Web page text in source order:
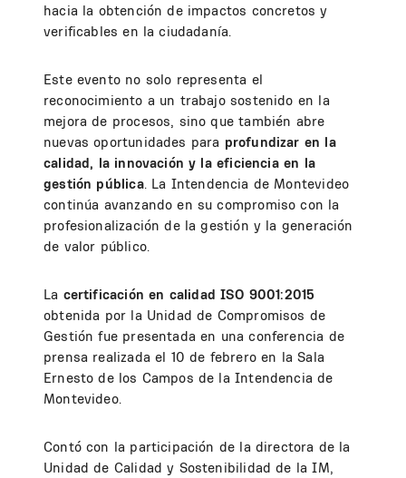
hacia la obtención de impactos concretos y
verificables en la ciudadanía.
Este evento no solo representa el
reconocimiento a un trabajo sostenido en la
mejora de procesos, sino que también abre
nuevas oportunidades para profundizar en la
calidad, la innovación y la eficiencia en la
gestión pública. La Intendencia de Montevideo
continúa avanzando en su compromiso con la
profesionalización de la gestión y la generación
de valor público.
La certificación en calidad ISO 9001:2015
obtenida por la Unidad de Compromisos de
Gestión fue presentada en una conferencia de
prensa realizada el 10 de febrero en la Sala
Ernesto de los Campos de la Intendencia de
Montevideo.
Contó con la participación de la directora de la
Unidad de Calidad y Sostenibilidad de la IM,